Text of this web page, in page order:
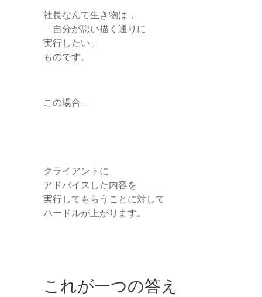
社長なんて生き物は，
「自分が思い描く通りに
実行したい」
ものです。
この場合…
クライアントに
アドバイスした内容を
実行してもらうことに対して
ハードルが上がります。
これが一つの答え